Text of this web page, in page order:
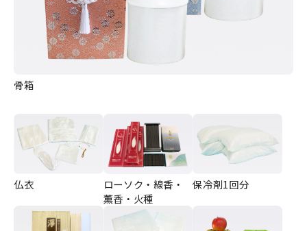
骨箱
仏衣
ローソク・線香・
薫香・火種
保冷剤1回分